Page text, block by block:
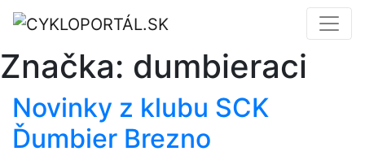
Značka: dumbieraci
Novinky z klubu SCK
Ďumbier Brezno